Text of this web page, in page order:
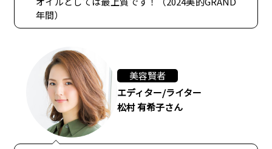
年間）
美容賢者
エディター/ライター
松村 有希子さん